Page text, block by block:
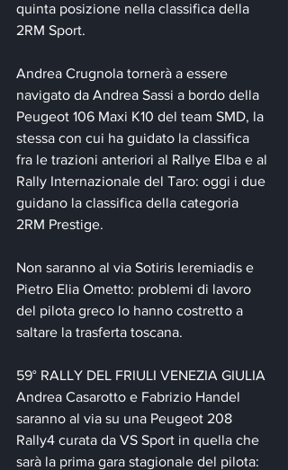
quinta posizione nella classifica della
2RM Sport.
Andrea Crugnola tornerà a essere
navigato da Andrea Sassi a bordo della
Peugeot 106 Maxi K10 del team SMD, la
stessa con cui ha guidato la classifica
fra le trazioni anteriori al Rallye Elba e al
Rally Internazionale del Taro: oggi i due
guidano la classifica della categoria
2RM Prestige.
Non saranno al via Sotiris Ieremiadis e
Pietro Elia Ometto: problemi di lavoro
del pilota greco lo hanno costretto a
saltare la trasferta toscana.
59° RALLY DEL FRIULI VENEZIA GIULIA
Andrea Casarotto e Fabrizio Handel
saranno al via su una Peugeot 208
Rally4 curata da VS Sport in quella che
sarà la prima gara stagionale del pilota: